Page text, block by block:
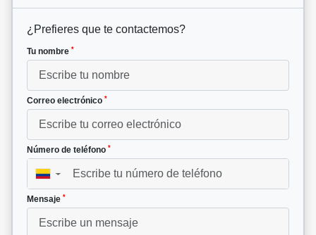
¿Prefieres que te contactemos?
Tu nombre *
Correo electrónico *
Número de teléfono *
▼
Mensaje *